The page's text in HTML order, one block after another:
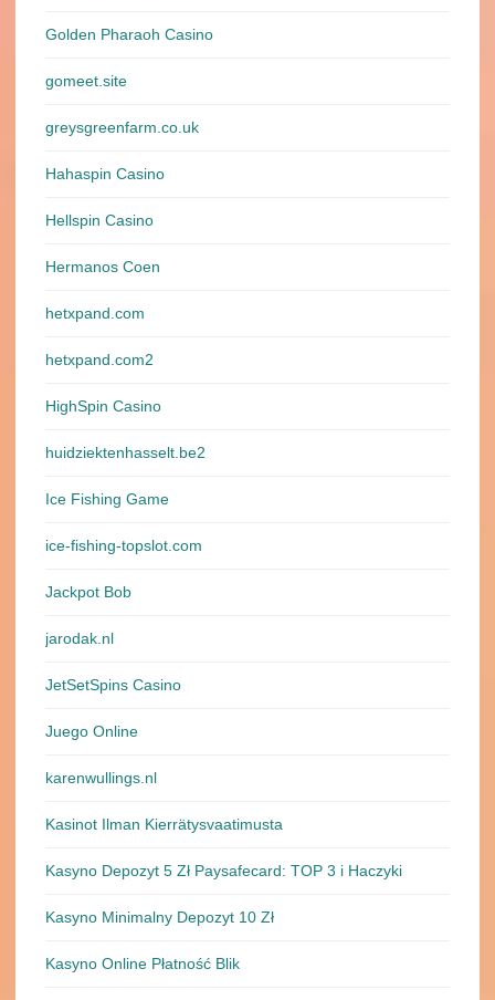
Golden Pharaoh Casino
gomeet.site
greysgreenfarm.co.uk
Hahaspin Casino
Hellspin Casino
Hermanos Coen
hetxpand.com
hetxpand.com2
HighSpin Casino
huidziektenhasselt.be2
Ice Fishing Game
ice-fishing-topslot.com
Jackpot Bob
jarodak.nl
JetSetSpins Casino
Juego Online
karenwullings.nl
Kasinot Ilman Kierrätysvaatimusta
Kasyno Depozyt 5 Zł Paysafecard: TOP 3 i Haczyki
Kasyno Minimalny Depozyt 10 Zł
Kasyno Online Płatność Blik